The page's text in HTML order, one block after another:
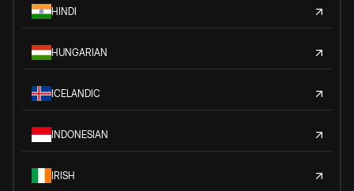
HINDI
HUNGARIAN
ICELANDIC
INDONESIAN
IRISH